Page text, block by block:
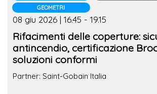
GEOMETRI
08 giu 2026 | 16.45 - 19.15
Rifacimenti delle coperture:
antincendio, certificazione
soluzioni conformi
Partner: Saint-Gobain Italia